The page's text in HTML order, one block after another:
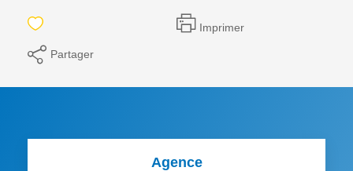
Imprimer
Partager
Agence